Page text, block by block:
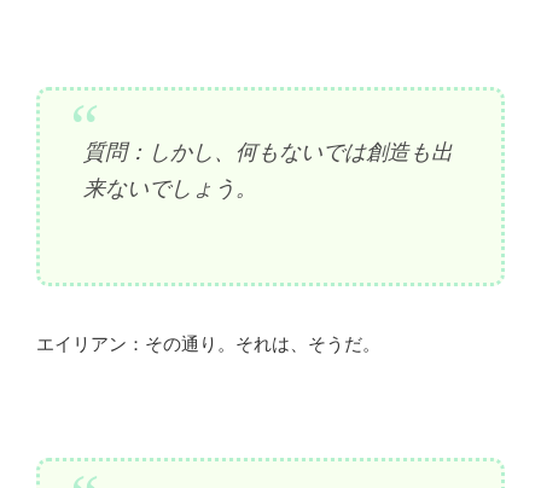
質問：しかし、何もないでは創造も出
来ないでしょう。
エイリアン：その通り。それは、そうだ。